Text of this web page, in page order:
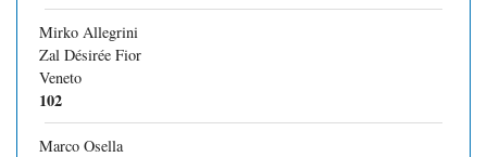
Mirko Allegrini
Zal Désirée Fior
Veneto
102
Marco Osella